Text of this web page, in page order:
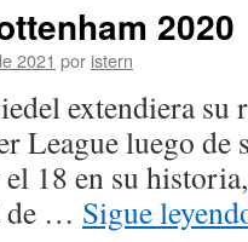
2020
2021 por istern
extendiera su
League luego de
18 en su
de … Sigue